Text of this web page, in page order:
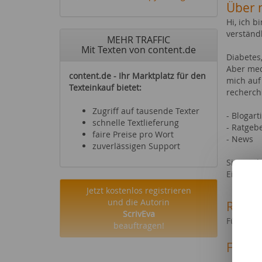
MEHR TRAFFIC
Mit Texten von content.de
content.de - Ihr Marktplatz für den
Texteinkauf bietet:
Zugriff auf tausende Texter
schnelle Textlieferung
faire Preise pro Wort
zuverlässigen Support
Jetzt kostenlos registrieren
und die Autorin
ScrivEva
beauftragen!
Über
Hi, ich
Aber
mich
-
-
- News
Sie
Einen
Für